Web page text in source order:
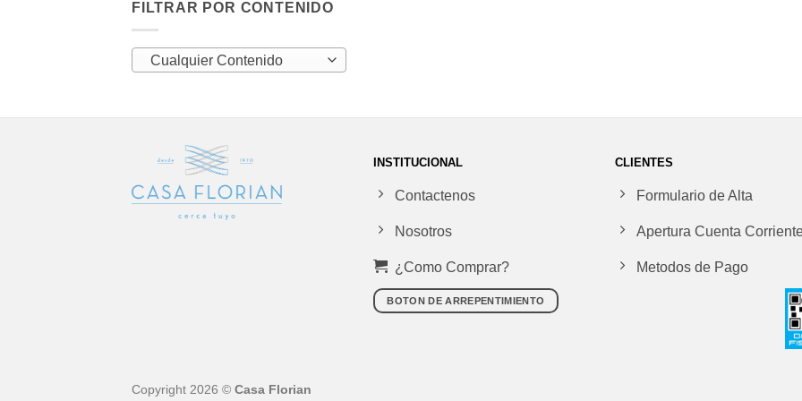
FILTRAR POR CONTENIDO
Cualquier Contenido
INSTITUCIONAL
Contactenos
Nosotros
¿Como Comprar?
BOTON DE ARREPENTIMIENTO
CLIENTES
Formulario de Alta
Apertura Cuenta
Metodos de Pago
Copyright 2026 © Casa Florian